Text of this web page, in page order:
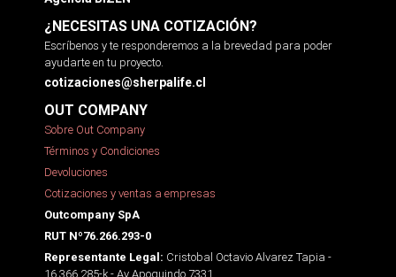
¿NECESITAS UNA COTIZACIÓN?
Escríbenos y te responderemos a la brevedad para poder
ayudarte en tu proyecto.
cotizaciones@sherpalife.cl
OUT COMPANY
Sobre Out Company
Términos y Condiciones
Devoluciones
Cotizaciones y ventas a empresas
Outcompany SpA
RUT Nº76.266.293-0
Representante Legal: Cristobal Octavio Alvarez Tapia -
16.366.285-k - Av Apoquindo 7331